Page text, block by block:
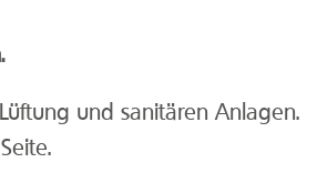
und sanitären Anlagen.